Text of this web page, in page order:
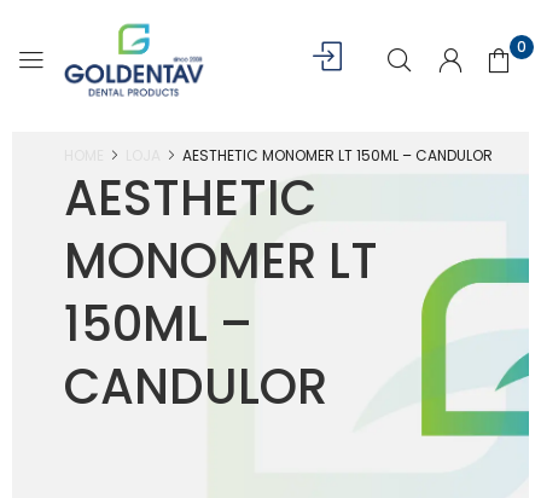
0
AESTHETIC
MONOMER LT
150ML –
CANDULOR
AESTHETIC MONOMER LT 150ML – CANDULOR